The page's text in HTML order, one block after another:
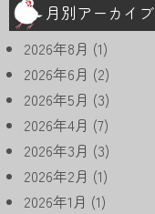
月別アーカイブ
2026年8月 (1)
2026年6月 (2)
2026年5月 (3)
2026年4月 (7)
2026年3月 (3)
2026年2月 (1)
2026年1月 (1)